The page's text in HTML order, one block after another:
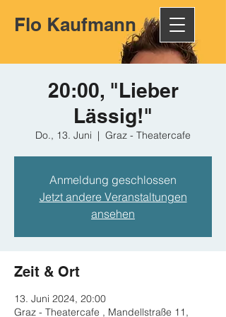
Flo Kaufmann
20:00, "Lieber
Lässig!"
Do., 13. Juni
  |
Graz - Theatercafe
Anmeldung geschlossen
Jetzt andere Veranstaltungen
ansehen
Zeit & Ort
13. Juni 2024, 20:00
Graz - Theatercafe , Mandellstraße 11,